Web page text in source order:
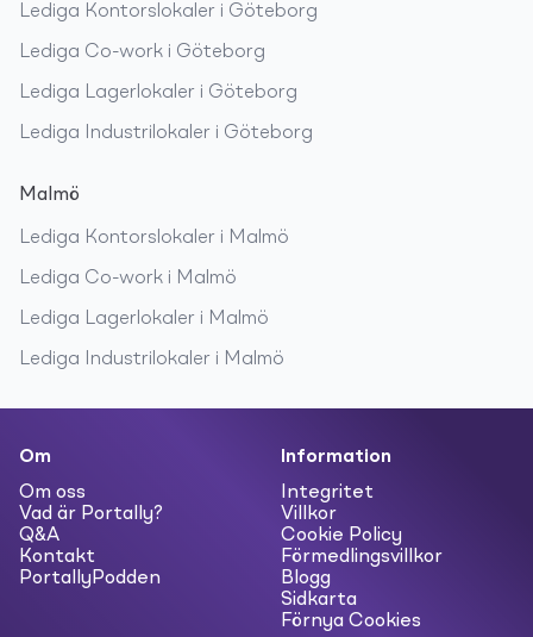
Lediga Kontorslokaler i Göteborg
Lediga Co-work i Göteborg
Lediga Lagerlokaler i Göteborg
Lediga Industrilokaler i Göteborg
Malmö
Lediga Kontorslokaler i Malmö
Lediga Co-work i Malmö
Lediga Lagerlokaler i Malmö
Lediga Industrilokaler i Malmö
Om
Om oss
Vad är Portally?
Q&A
Kontakt
PortallyPodden
Information
Integritet
Villkor
Cookie Policy
Förmedlingsvillkor
Blogg
Sidkarta
Förnya Cookies